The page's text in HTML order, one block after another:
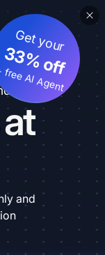
Get your
33% off
AI Agent
and